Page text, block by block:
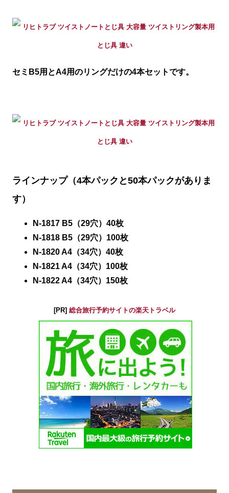
セミB5用とA4用のリングだけの4本セットです。
ラインナップ（4本パックと50本パックがありま
す）
N-1817 B5（29穴）40枚
N-1818 B5（29穴）100枚
N-1820 A4（34穴）40枚
N-1821 A4（34穴）100枚
N-1822 A4（34穴）150枚
[PR] 総合旅行予約サイトの楽天トラベル